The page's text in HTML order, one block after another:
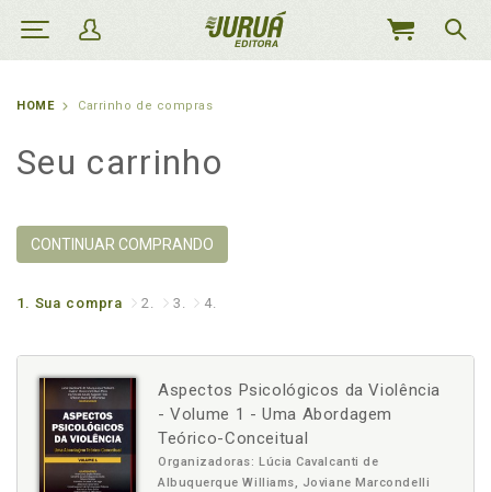
MEU
HOME Carrinho de compras
Seu carrinho
CONTINUAR COMPRANDO
1. Sua compra 2. 3. 4.
Aspectos Psicológicos da Violência
- Volume 1 - Uma Abordagem
Teórico-Conceitual
Organizadoras: Lúcia Cavalcanti de
Albuquerque Williams, Joviane Marcondelli